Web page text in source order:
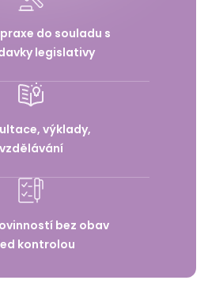
do souladu s
legislativy
výklady,
vzdělávání
bez obav
kontrolou